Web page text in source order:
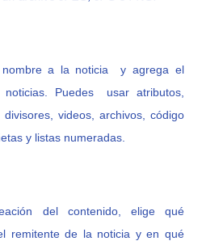
a la noticia
y agrega el
Puedes usar atributos,
videos, archivos, código
y listas numeradas.
del contenido, elige qué
remitente de la noticia y en qué